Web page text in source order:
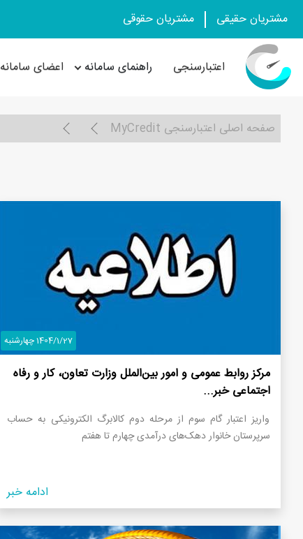
مشتریان حقیقی مشتریان حقوقی
اعتبارسنجی راهنمای سامانه اعضای سامانه
صفحه اصلی اعتبارسنجی MyCredit
1404/1/27 چهارشنبه
مرکز روابط عمومی و امور بین‌الملل وزارت تعاون، کار و رفاه
اجتماعی خبر...
واریز اعتبار گام سوم از مرحله دوم کالابرگ الکترونیکی به حساب
سرپرستان خانوار‌ دهک‌های درآمدی چهارم تا هفتم
ادامه خبر